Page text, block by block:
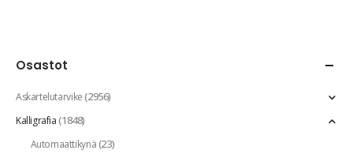
Osastot
Askartelutarvike(2956)
Kalligrafia(1848)
Automaattikynä(23)